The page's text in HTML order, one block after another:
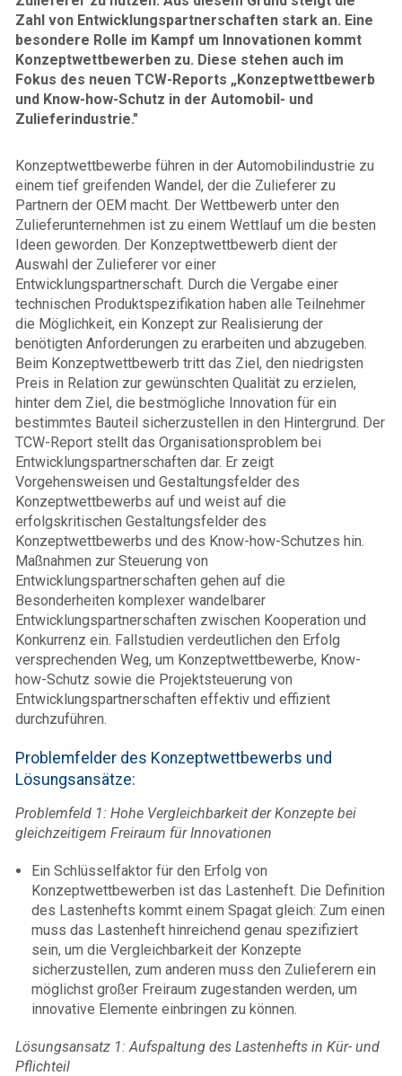
Zahl von Entwicklungspartnerschaften stark an. Eine
besondere Rolle im Kampf um Innovationen kommt
Konzeptwettbewerben zu. Diese stehen auch im
Fokus des neuen TCW-Reports „Konzeptwettbewerb
und Know-how-Schutz in der Automobil- und
Zulieferindustrie."
Konzeptwettbewerbe führen in der Automobilindustrie zu
einem tief greifenden Wandel, der die Zulieferer zu
Partnern der OEM macht. Der Wettbewerb unter den
Zulieferunternehmen ist zu einem Wettlauf um die besten
Ideen geworden. Der Konzeptwettbewerb dient der
Auswahl der Zulieferer vor einer
Entwicklungspartnerschaft. Durch die Vergabe einer
technischen Produktspezifikation haben alle Teilnehmer
die Möglichkeit, ein Konzept zur Realisierung der
benötigten Anforderungen zu erarbeiten und abzugeben.
Beim Konzeptwettbewerb tritt das Ziel, den niedrigsten
Preis in Relation zur gewünschten Qualität zu erzielen,
hinter dem Ziel, die bestmögliche Innovation für ein
bestimmtes Bauteil sicherzustellen in den Hintergrund. Der
TCW-Report stellt das Organisationsproblem bei
Entwicklungspartnerschaften dar. Er zeigt
Vorgehensweisen und Gestaltungsfelder des
Konzeptwettbewerbs auf und weist auf die
erfolgskritischen Gestaltungsfelder des
Konzeptwettbewerbs und des Know-how-Schutzes hin.
Maßnahmen zur Steuerung von
Entwicklungspartnerschaften gehen auf die
Besonderheiten komplexer wandelbarer
Entwicklungspartnerschaften zwischen Kooperation und
Konkurrenz ein. Fallstudien verdeutlichen den Erfolg
versprechenden Weg, um Konzeptwettbewerbe, Know-
how-Schutz sowie die Projektsteuerung von
Entwicklungspartnerschaften effektiv und effizient
durchzuführen.
Problemfelder des Konzeptwettbewerbs und
Lösungsansätze:
Problemfeld 1: Hohe Vergleichbarkeit der Konzepte bei
gleichzeitigem Freiraum für Innovationen
Ein Schlüsselfaktor für den Erfolg von
Konzeptwettbewerben ist das Lastenheft. Die Definition
des Lastenhefts kommt einem Spagat gleich: Zum einen
muss das Lastenheft hinreichend genau spezifiziert
sein, um die Vergleichbarkeit der Konzepte
sicherzustellen, zum anderen muss den Zulieferern ein
möglichst großer Freiraum zugestanden werden, um
innovative Elemente einbringen zu können.
Lösungsansatz 1: Aufspaltung des Lastenhefts in Kür- und
Pflichteil